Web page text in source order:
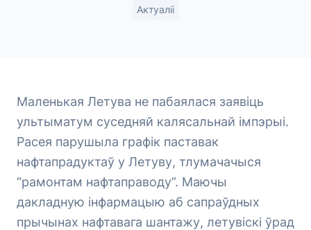
Актуаліі
Маленькая Летува не пабаялася заявіць
ультыматум суседняй калясальнай імпэрыі.
Расея парушыла графік паставак
нафтапрадуктаў у Летуву, тлумачачыся
“рамонтам нафтаправоду”. Маючы
дакладную інфармацыю аб сапраўдных
прычынах нафтавага шантажу, летувіскі ўрад